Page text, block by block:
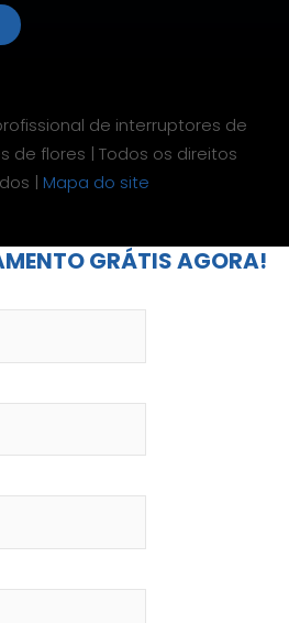
de interruptores de
de flores | Todos os direitos
| Mapa do site
GRÁTIS AGORA!